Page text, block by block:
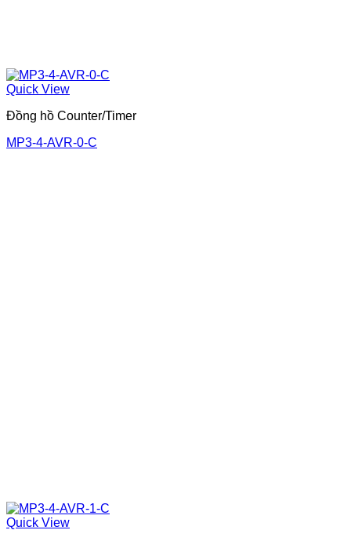
Quick View
Đồng hồ Counter/Timer
MP3-4-AVR-0-C
Quick View